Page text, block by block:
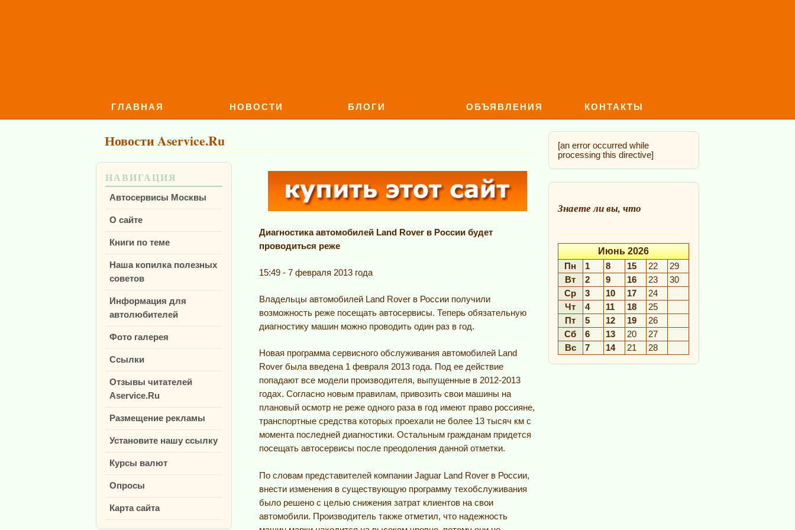
ГЛАВНАЯ НОВОСТИ БЛОГИ ОБЪЯВЛЕНИЯ КОНТАКТЫ
Новости Aservice.Ru
НАВИГАЦИЯ
Автосервисы Москвы
О сайте
Книги по теме
Наша копилка полезных
советов
Информация для
автолюбителей
Фото галерея
Ссылки
Отзывы читателей
Aservice.Ru
Размещение рекламы
Установите нашу ссылку
Курсы валют
Опросы
Карта сайта
Диагностика автомобилей Land Rover в России будет
проводиться реже
15:49 - 7 февраля 2013 года
Владельцы автомобилей Land Rover в России получили
возможность реже посещать автосервисы. Теперь обязательную
диагностику машин можно проводить один раз в год.
Новая программа сервисного обслуживания автомобилей Land
Rover была введена 1 февраля 2013 года. Под ее действие
попадают все модели производителя, выпущенные в 2012-2013
годах. Согласно новым правилам, привозить свои машины на
плановый осмотр не реже одного раза в год имеют право россияне,
транспортные средства которых проехали не более 13 тысяч км с
момента последней диагностики. Остальным гражданам придется
посещать автосервисы после преодоления данной отметки.
По словам представителей компании Jaguar Land Rover в России,
внести изменения в существующую программу техобслуживания
было решено с целью снижения затрат клиентов на свои
автомобили. Производитель также отметил, что надежность
[an error occurred while
processing this directive]
Знаете ли вы, что
Июнь 2026
Пн 1 8 15 22
29
Вт
2 9 16 23
30
Ср
3 10 17
24
Чт
4 11 18
25
Пт
5 12 19
26
Сб
6 13 20
27
Вс
7 14 21 28